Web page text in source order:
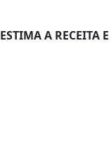
ESTIMA A RECEITA